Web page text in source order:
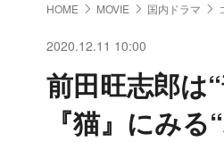
HOME MOVIE 国内ドラマ
2020.12.11 10:00
前田旺志郎は
『猫』にみ